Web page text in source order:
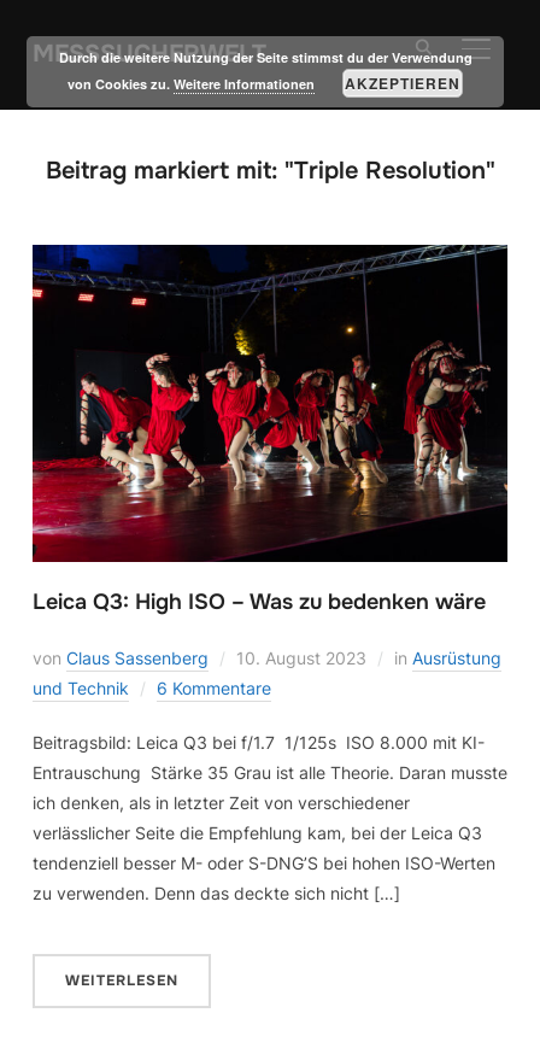
MESSSUCHERWELT
Beitrag markiert mit: "Triple Resolution"
Leica Q3: High ISO – Was zu bedenken wäre
von Claus Sassenberg 10. August 2023 in Ausrüstung
und Technik
6 Kommentare
Beitragsbild: Leica Q3 bei f/1.7 1/125s ISO 8.000 mit KI-
Entrauschung Stärke 35 Grau ist alle Theorie. Daran musste
ich denken, als in letzter Zeit von verschiedener
verlässlicher Seite die Empfehlung kam, bei der Leica Q3
tendenziell besser M- oder S-DNG’S bei hohen ISO-Werten
zu verwenden. Denn das deckte sich nicht […]
WEITERLESEN
Durch die weitere Nutzung der Seite stimmst du der Verwendung
von Cookies zu.Weitere Informationen AKZEPTIEREN